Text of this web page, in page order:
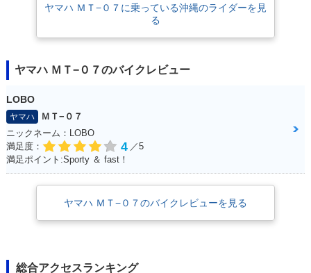
S・カラーチェンジ
S・マイナーチェン
S・カラーチェンジ
2017年 MT-07・カ
ラーチェンジ
S・カラーチェンジ
ヤマハ ＭＴ−０７に乗っている沖縄のライダーを見
る
ヤマハ ＭＴ−０７のバイクレビュー
LOBO
ヤマハ
ＭＴ−０７
ニックネーム：LOBO
満足度：
4 ／5
満足ポイント:Sporty ＆ fast！
ヤマハ ＭＴ−０７のバイクレビューを見る
総合アクセスランキング